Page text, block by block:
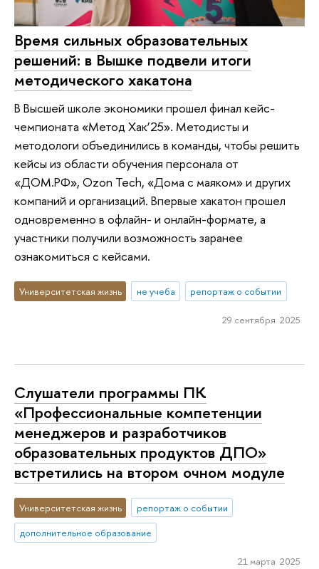
Время сильных образовательных
решений: в Вышке подвели итоги
методического хакатона
В Высшей школе экономики прошел финал кейс-
чемпионата «Метод Хак’25». Методисты и
методологи объединились в команды, чтобы решить
кейсы из области обучения персонала от
«ДОМ.РФ», Ozon Tech, «Дома с маяком» и других
компаний и организаций. Впервые хакатон прошел
одновременно в офлайн- и онлайн-формате, а
участники получили возможность заранее
ознакомиться с кейсами.
Университетская жизнь не учеба репортаж о событии
29 сентября 2025
Слушатели программы ПК
«Профессиональные компетенции
менеджеров и разработчиков
образовательных продуктов ДПО»
встретились на втором очном модуле
Университетская жизнь
репортаж о событии
дополнительное образование
21 марта 2025